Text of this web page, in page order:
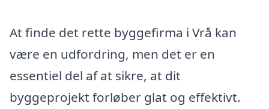
At finde det rette byggefirma i Vrå kan
være en udfordring, men det er en
essentiel del af at sikre, at dit
byggeprojekt forløber glat og effektivt.